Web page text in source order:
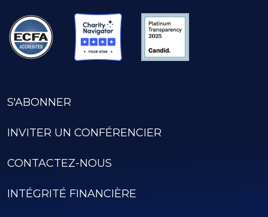
S'ABONNER
INVITER UN CONFÉRENCIER
CONTACTEZ-NOUS
INTÉGRITÉ FINANCIÈRE